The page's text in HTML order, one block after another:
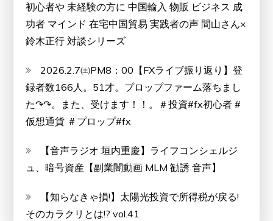
初心者や 未経験の方に 中国輸入 物販 ビジネス 成
功者 マインド 在宅中国貿易 実践者の声 間山さん×
鈴木正行 対談シリーズ
2026.2.7㈯PM8：00【FXライブ振り返り】登
録者数166人。51才。プロップファーム落ちまし
た↷↷。また、受けます！！。＃投資#fx初心者 #
仮想通貨 ＃プロップ#fx
【音声ラジオ 垣内重慶】ライフコンシェルジ
ュ、暗号資産【副業闇動画 MLM 勧誘 音声】
【知らなきゃ損!】太陽光投資で所得税が戻る!
そのカラクリとは!? vol.41